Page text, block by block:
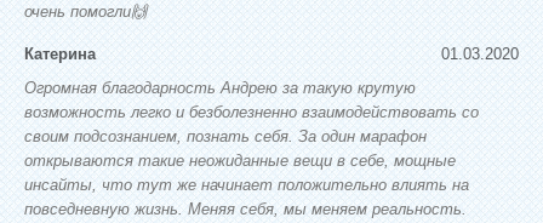
очень помогли🙌
01.03.2020
Катерина
Огромная благодарность Андрею за такую крутую
возможность легко и безболезненно взаимодействовать со
своим подсознанием, познать себя. За один марафон
открываются такие неожиданные вещи в себе, мощные
инсайты, что тут же начинает положительно влиять на
повседневную жизнь. Меняя себя, мы меняем реальность.